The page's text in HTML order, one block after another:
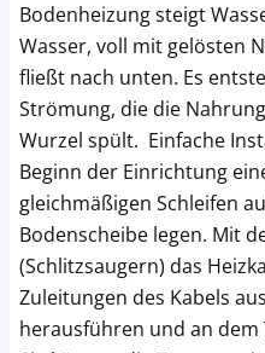
Bodenheizung steigt
Wasser, voll mit gelösten
fließt nach unten. Es
Strömung, die die
Wurzel spült. Einfache
Beginn der Einrichtung
gleichmäßigen Schleifen
Bodenscheibe legen. Mit
(Schlitzsaugern) das
Zuleitungen des Kabels
herausführen und an